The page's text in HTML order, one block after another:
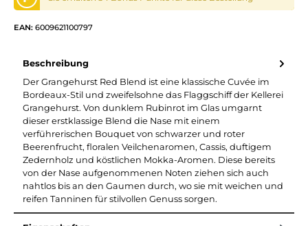
EAN: 6009621100797
Beschreibung
Der Grangehurst Red Blend ist eine klassische Cuvée im
Bordeaux-Stil und zweifelsohne das Flaggschiff der Kellerei
Grangehurst. Von dunklem Rubinrot im Glas umgarnt
dieser erstklassige Blend die Nase mit einem
verführerischen Bouquet von schwarzer und roter
Beerenfrucht, floralen Veilchenaromen, Cassis, duftigem
Zedernholz und köstlichen Mokka-Aromen. Diese bereits
von der Nase aufgenommenen Noten ziehen sich auch
nahtlos bis an den Gaumen durch, wo sie mit weichen und
reifen Tanninen für stilvollen Genuss sorgen.